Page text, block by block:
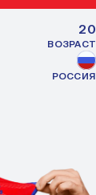
20
ВОЗРАСТ
РОССИЯ